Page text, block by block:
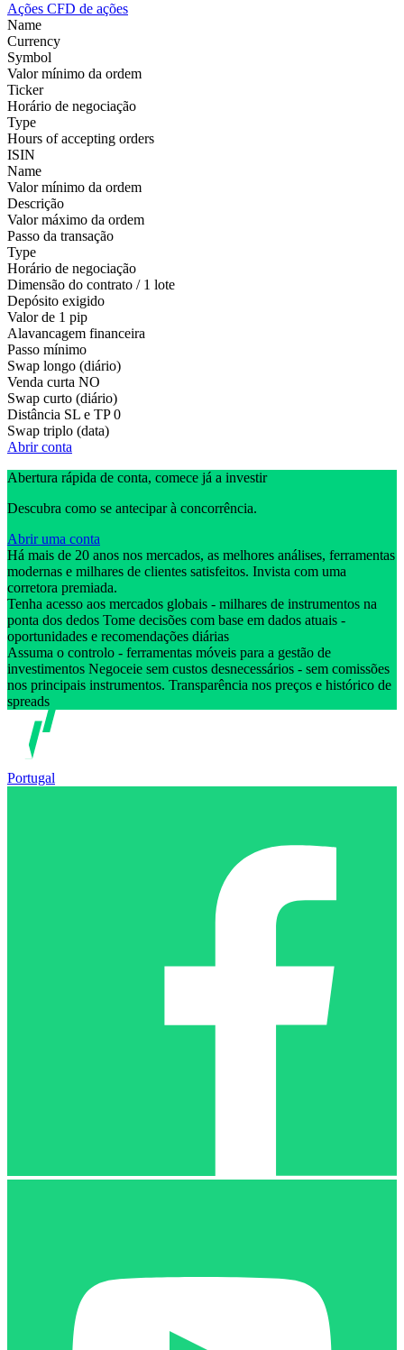
Ações CFD de ações
Name
Currency
Symbol
Valor mínimo da ordem
Ticker
Horário de negociação
Type
Hours of accepting orders
ISIN
Name
Valor mínimo da ordem
Descrição
Valor máximo da ordem
Passo da transação
Type
Horário de negociação
Dimensão do contrato / 1 lote
Depósito exigido
Valor de 1 pip
Alavancagem financeira
Passo mínimo
Swap longo (diário)
Venda curta NO
Swap curto (diário)
Distância SL e TP 0
Swap triplo (data)
Abrir conta
Abertura rápida de conta, comece já a investir
Descubra como se antecipar à concorrência.
Abrir uma conta
Há mais de 20 anos nos mercados, as melhores análises, ferramentas
modernas e milhares de clientes satisfeitos. Invista com uma
corretora premiada.
Tenha acesso aos mercados globais - milhares de instrumentos na
ponta dos dedos Tome decisões com base em dados atuais -
oportunidades e recomendações diárias
Assuma o controlo - ferramentas móveis para a gestão de
investimentos Negoceie sem custos desnecessários - sem comissões
nos principais instrumentos. Transparência nos preços e histórico de
spreads
Portugal